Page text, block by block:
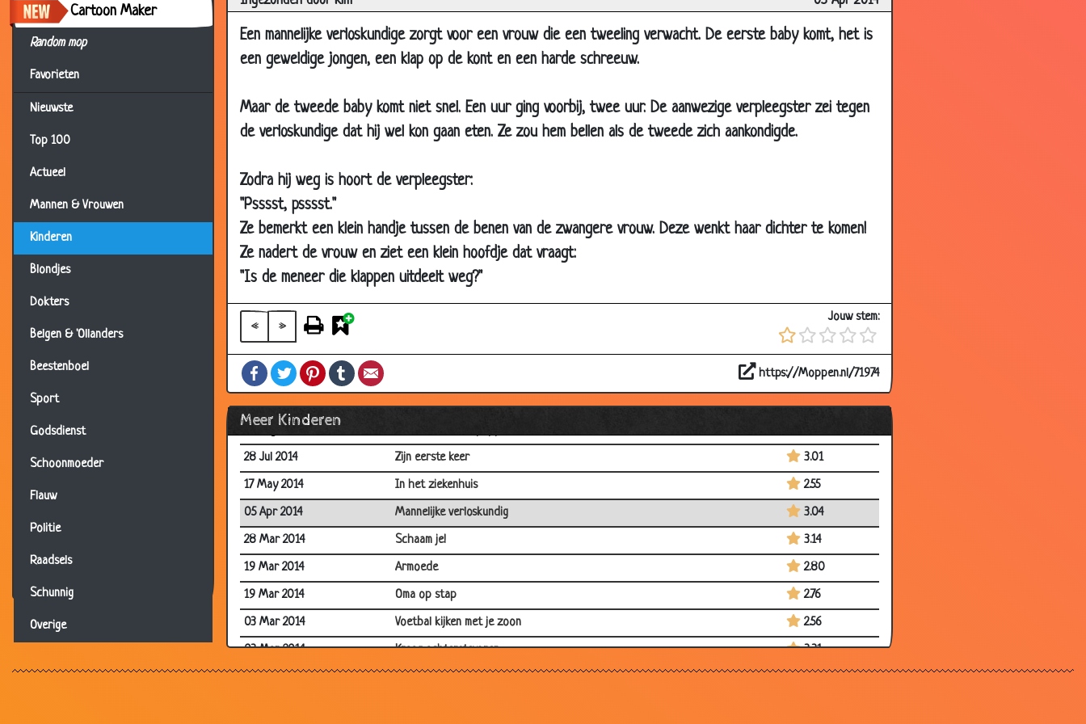
Cartoon Maker
Random mop
Favorieten
Nieuwste
Top 100
Actueel
Mannen & Vrouwen
Kinderen
Blondjes
Dokters
Belgen & 'Ollanders
Beestenboel
Sport
Godsdienst
Schoonmoeder
Flauw
Politie
Raadsels
Schunnig
Overige
Een mannelijke verloskundige zorgt voor een vrouw die een tweeling verwacht. De eerste baby komt, het is
een geweldige jongen, een klap op de kont en een harde schreeuw.
Maar de tweede baby komt niet snel. Een uur ging voorbij, twee uur. De aanwezige verpleegster zei tegen
de verloskundige dat hij wel kon gaan eten. Ze zou hem bellen als de tweede zich aankondigde.
Zodra hij weg is hoort de verpleegster:
"Psssst, psssst."
Ze bemerkt een klein handje tussen de benen van de zwangere vrouw. Deze wenkt haar dichter te komen!
Ze nadert de vrouw en ziet een klein hoofdje dat vraagt:
"Is de meneer die klappen uitdeelt weg?"
« »
Jouw stem:
FacebookTwitterPinterestTumblr https://Moppen.nl/71974
Meer Kinderen
Te veel
02 Feb 2017
Noordzee
20 Jan 2017
Bos
3.07
09 Jan 2017
Verjaarsgeld
30 Jan 2015
Gapen
27 Nov 2014
12 Nov 2014
Het glazen straatje
2.69
10 Oct 2014
Woordenschat
11 Sep 2014
19 Aug 2014
2.69
19 Aug 2014
Logisch nadenken
3.10
19 Aug 2014
28 Jul 2014
Zijn eerste keer
3.01
17 May 2014
In het ziekenhuis
2.55
05 Apr 2014
Mannelijke verloskundig
3.04
28 Mar 2014
Schaam je!
3.14
19 Mar 2014
Armoede
2.80
19 Mar 2014
Oma op stap
2.76
03 Mar 2014
Voetbal kijken met je zoon
2.56
03 Mar 2014
Kraag achterstevoren
3.31